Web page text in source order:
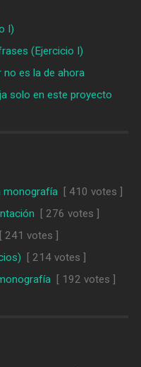
I)
(Ejercicio I)
no es la de ahora
solo en este proyecto
monografía[ 410 votes ]
[ 276 votes ]
[ 241 votes ]
[ 214 votes ]
[ 192 votes ]